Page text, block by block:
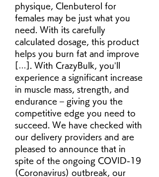
physique, Clenbuterol for
females may be just what you
need. With its carefully
calculated dosage, this product
helps you burn fat and improve
[…]. With CrazyBulk, you’ll
experience a significant increase
in muscle mass, strength, and
endurance – giving you the
competitive edge you need to
succeed. We have checked with
our delivery providers and are
pleased to announce that in
spite of the ongoing COVID-19
(Coronavirus) outbreak, our